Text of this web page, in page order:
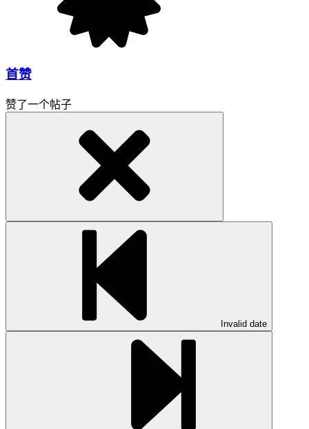
首赞
赞了一个帖子
Invalid date